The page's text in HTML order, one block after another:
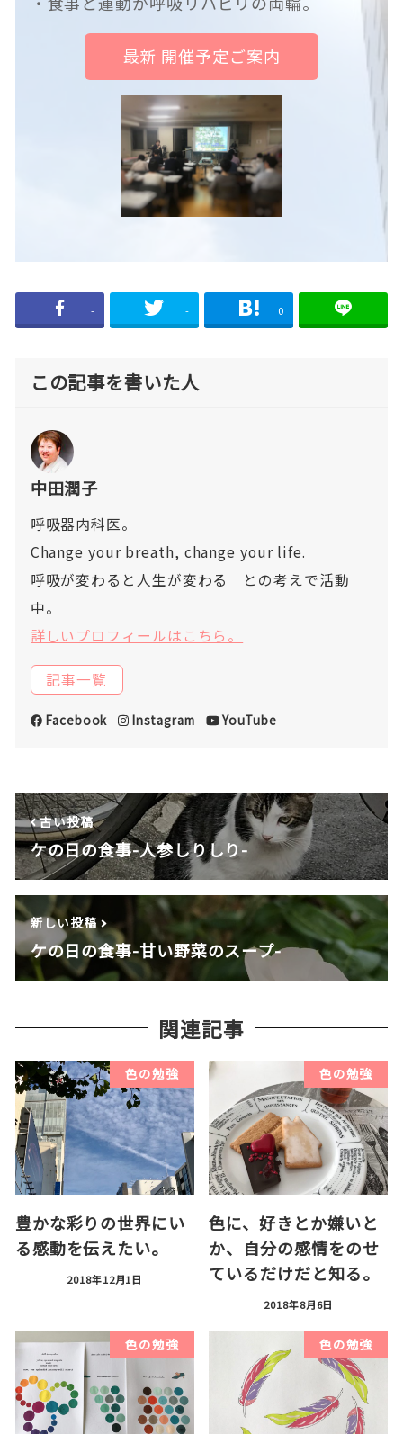
最新 開催予定ご案内
- - 0
この記事を書いた人
中田潤子
呼吸器内科医。
Change your breath, change your life.
呼吸が変わると人生が変わる との考えで活動
中。
詳しいプロフィールはこちら。
記事一覧
Facebook Instagram YouTube
古い投稿
ケの日の食事-人参しりしり-
新しい投稿
ケの日の食事-甘い野菜のスープ-
関連記事
色の勉強
豊かな彩りの世界にい
る感動を伝えたい。
2018年12月1日
色の勉強
色に、好きとか嫌いと
か、自分の感情をのせ
ているだけだと知る。
2018年8月6日
色の勉強 色の勉強